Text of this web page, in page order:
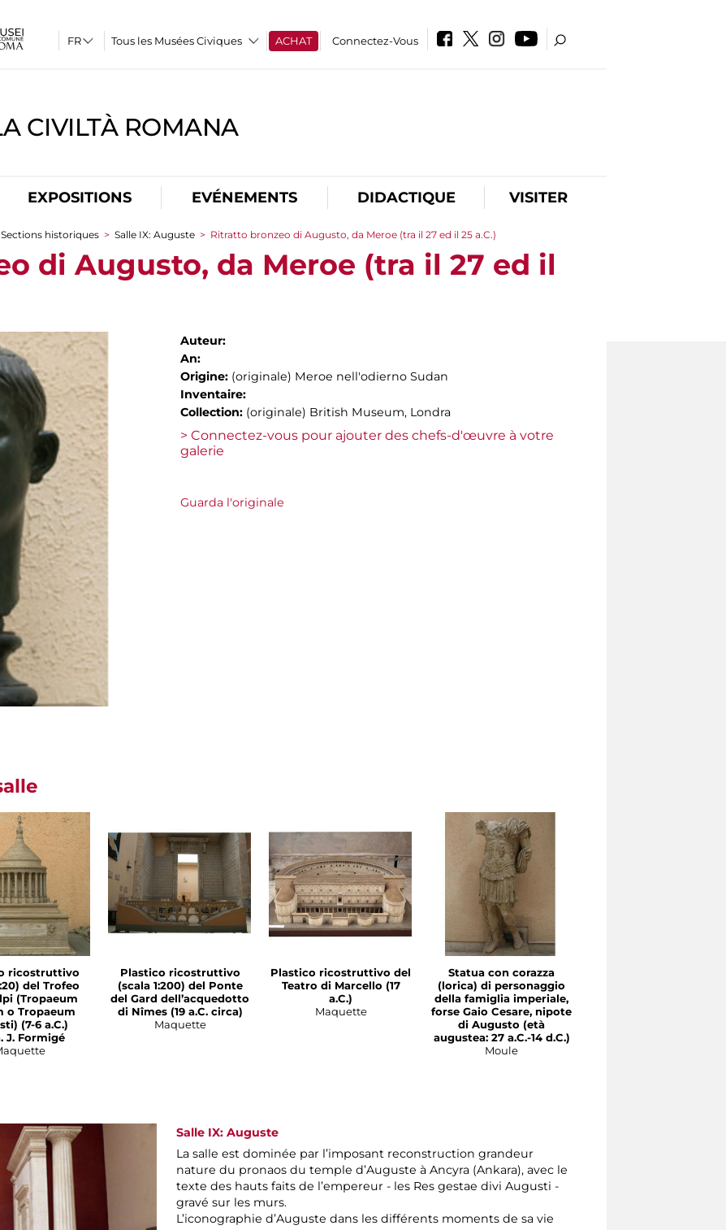
Tous les Musées Civiques ACHAT Connectez-Vous
CIVILTÀ ROMANA
EXPOSITIONS EVÉNEMENTS DIDACTIQUE VISITER
Sections historiques > Salle IX: Auguste > Ritratto bronzeo di Augusto, da Meroe (tra il 27 ed il 25 a.C.)
di Augusto, da Meroe (tra il 27 ed il
Auteur:
An:
Origine: (originale) Meroe nell'odierno Sudan
Inventaire:
Collection: (originale) British Museum, Londra
> Connectez-vous pour ajouter des chefs-d'œuvre à votre
galerie
Guarda l'originale
ricostruttivo
del Trofeo
(Tropaeum
o Tropaeum
(7-6 a.C.)
J. Formigé
Plastico ricostruttivo
(scala 1:200) del Ponte
del Gard dell’acquedotto
di Nîmes (19 a.C. circa)
Maquette
Plastico ricostruttivo del
Teatro di Marcello (17
a.C.)
Maquette
Statua con corazza
(lorica) di personaggio
della famiglia imperiale,
forse Gaio Cesare, nipote
di Augusto (età
augustea: 27 a.C.-14 d.C.)
Moule
Salle IX: Auguste
La salle est dominée par l’imposant reconstruction grandeur
nature du pronaos du temple d’Auguste à Ancyra (Ankara), avec le
texte des hauts faits de l’empereur - les Res gestae divi Augusti -
gravé sur les murs.
L’iconographie d’Auguste dans les différents moments de sa vie